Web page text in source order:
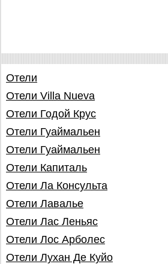
Отели
Отели Villa Nueva
Отели Годой Крус
Отели Гуаймальен
Отели Гуаймальен
Отели Капиталь
Отели Ла Консульта
Отели Лавалье
Отели Лас Леньяс
Отели Лос Арболес
Отели Лухан Де Куйо